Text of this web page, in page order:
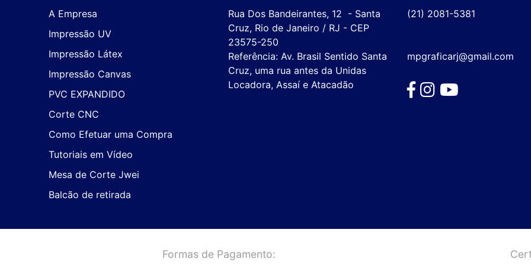
A Empresa
Impressão UV
Impressão Látex
Impressão Canvas
PVC EXPANDIDO
Corte CNC
Como Efetuar uma Compra
Tutoriais em Vídeo
Mesa de Corte Jwei
Balcão de retirada
Rua Dos Bandeirantes, 12  - Santa
Cruz, Rio de Janeiro / RJ - CEP
23575-250
Referência: Av. Brasil Sentido Santa
Cruz, uma rua antes da Unidas
Locadora, Assaí e Atacadão
(21) 2081-5381
mpgraficarj@gmail.com
Formas de Pagamento: